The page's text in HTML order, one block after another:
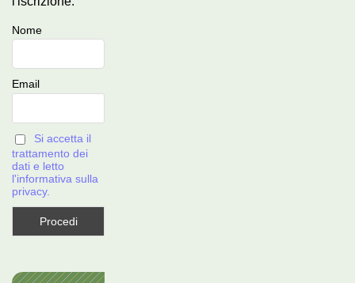
Nome
Email
Si accetta il
trattamento dei
dati e letto
l'informativa sulla
privacy.